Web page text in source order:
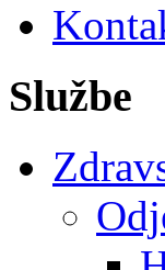
Službe